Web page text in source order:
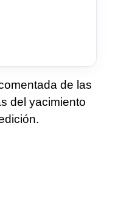
de las
del yacimiento